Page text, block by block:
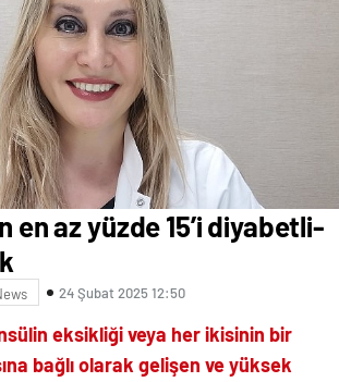
en az yüzde 15’i diyabetli-
24 Şubat 2025 12:50
eksikliği veya her ikisinin bir
bağlı olarak gelişen ve yüksek